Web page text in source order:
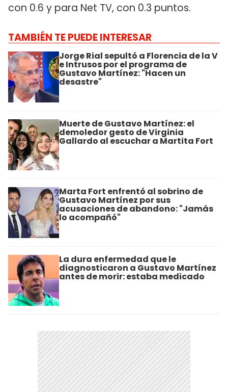
con 0.6 y para Net TV, con 0.3 puntos.
TAMBIÉN TE PUEDE INTERESAR
Jorge Rial sepultó a Florencia de la V
e Intrusos por el programa de
Gustavo Martínez: "Hacen un
desastre"
Muerte de Gustavo Martínez: el
demoledor gesto de Virginia
Gallardo al escuchar a Martita Fort
Marta Fort enfrentó al sobrino de
Gustavo Martínez por sus
acusaciones de abandono: "Jamás
lo acompañó"
La dura enfermedad que le
diagnosticaron a Gustavo Martínez
antes de morir: estaba medicado